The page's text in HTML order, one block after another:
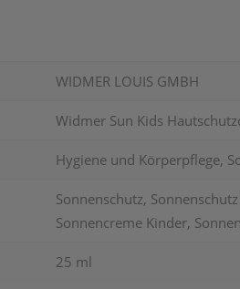
WIDMER LOUIS GMBH
Widmer Sun Kids
Hygiene und Körperpflege,
Sonnenschutz,
Sonnencreme Kinder,
25 ml